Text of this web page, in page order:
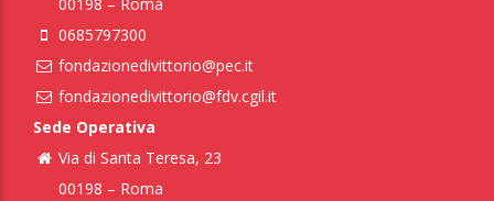
0685797300
fondazionedivittorio@pec.it
fondazionedivittorio@fdv.cgil.it
Sede Operativa
Via di Santa Teresa, 23
00198 – Roma